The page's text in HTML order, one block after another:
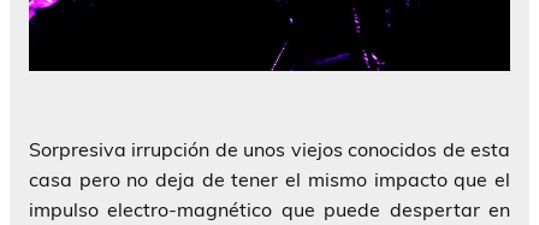
Sorpresiva irrupción de unos viejos conocidos de esta
casa pero no deja de tener el mismo impacto que el
impulso electro-magnético que puede despertar en